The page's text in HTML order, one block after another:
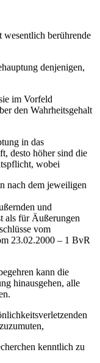
berührende
denjenigen,
im Vorfeld
den Wahrheitsgehalt
in das
desto höher sind die
wobei
nach dem jeweiligen
und
als für Äußerungen
vom
23.02.2000 – 1 BvR
kann die
hinausgehen, alle
kenntlich zu